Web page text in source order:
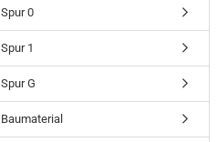
Spur 0
Spur 1
Spur G
Baumaterial